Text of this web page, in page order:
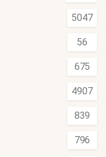
5047
56
675
4907
839
796